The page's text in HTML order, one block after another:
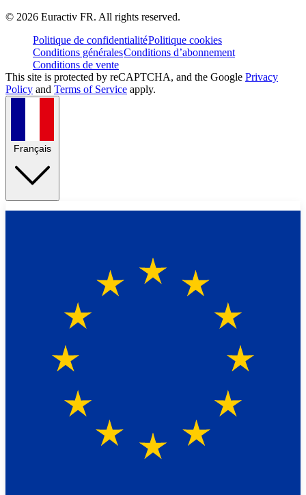
© 2026 Euractiv FR. All rights reserved.
Politique de confidentialitéPolitique cookies
Conditions généralesConditions d’abonnement
Conditions de vente
This site is protected by reCAPTCHA, and the Google Privacy
Policy and Terms of Service apply.
Français